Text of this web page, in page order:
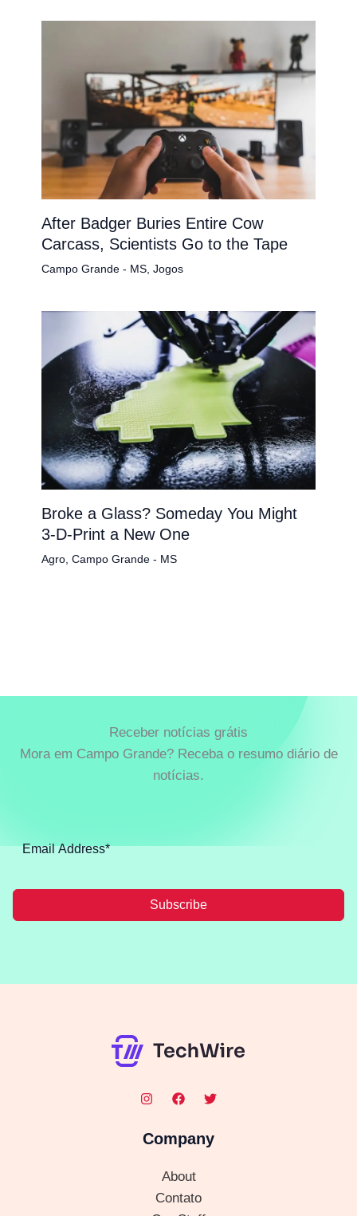
After Badger Buries Entire Cow
Carcass, Scientists Go to the Tape
Campo Grande - MS, Jogos
Broke a Glass? Someday You Might
3-D-Print a New One
Agro, Campo Grande - MS
Receber notícias grátis
Mora em Campo Grande? Receba o resumo diário de
notícias.
Subscribe
Company
About
Contato